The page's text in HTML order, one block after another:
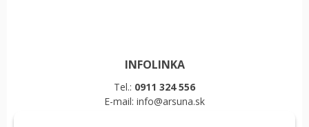
INFOLINKA
Tel.: 0911 324 556
E-mail: info@arsuna.sk